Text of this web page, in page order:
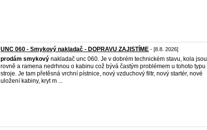
UNC 060 - Smykový nakladač - DOPRAVU ZAJISTÍME - [8.8. 2026]
prodám smykový nakladač unc 060. Je v dobrém technickém stavu, kola jsou
rovně a ramena nedrhnou o kabinu což bývá častým problémem u tohoto typu
stroje. Je tam přetěsná vrchní pístnice, nový vzduchový filtr, nový startér, nové
uložení kabiny, kryt m ...